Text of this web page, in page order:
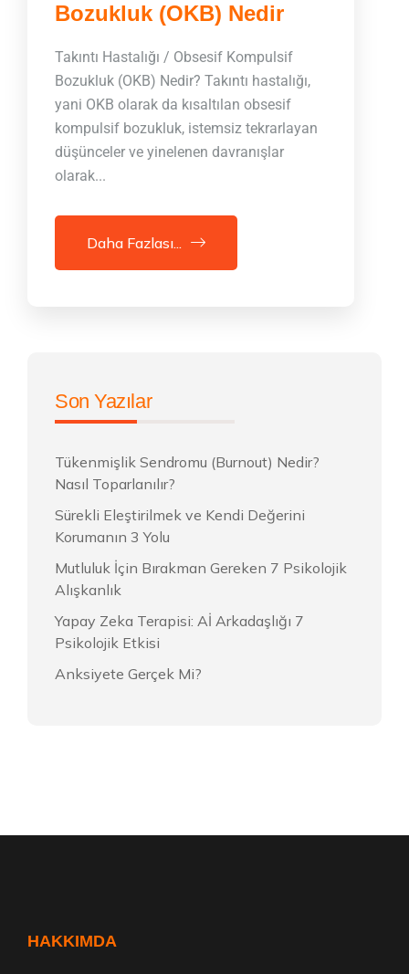
Bozukluk (OKB) Nedir
Takıntı Hastalığı / Obsesif Kompulsif
Bozukluk (OKB) Nedir? Takıntı hastalığı,
yani OKB olarak da kısaltılan obsesif
kompulsif bozukluk, istemsiz tekrarlayan
düşünceler ve yinelenen davranışlar
olarak...
Daha Fazlası...
Son Yazılar
Tükenmişlik Sendromu (Burnout) Nedir?
Nasıl Toparlanılır?
Sürekli Eleştirilmek ve Kendi Değerini
Korumanın 3 Yolu
Mutluluk İçin Bırakman Gereken 7 Psikolojik
Alışkanlık
Yapay Zeka Terapisi: Aİ Arkadaşlığı 7
Psikolojik Etkisi
Anksiyete Gerçek Mi?
HAKKIMDA